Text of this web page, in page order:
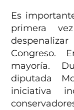
Es
primera
Congreso.
mayoría.
diputada
iniciativa